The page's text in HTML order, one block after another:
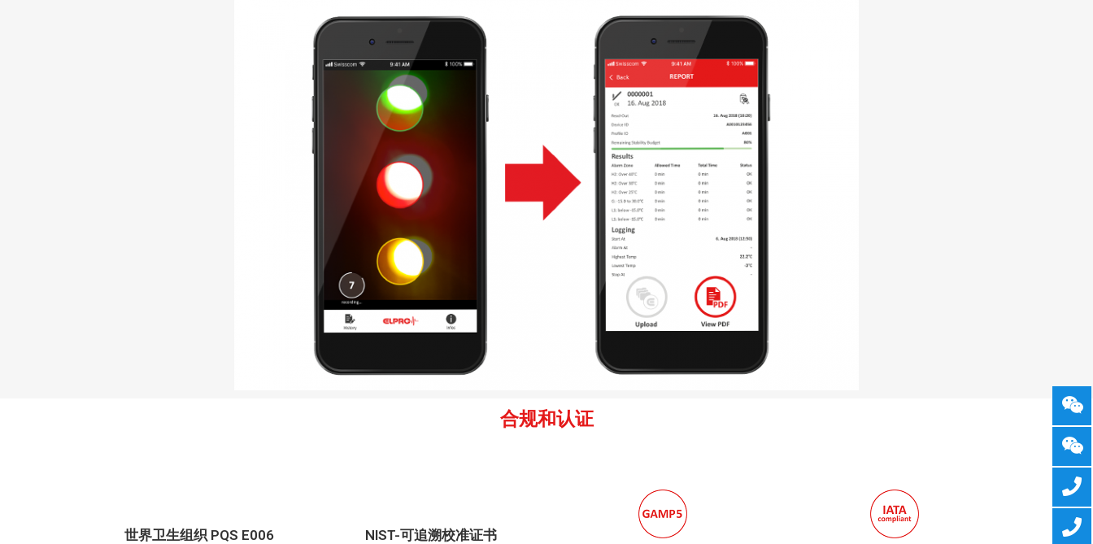
合规和认证
世界卫生组织 PQS E006 NIST-可追溯校准证书